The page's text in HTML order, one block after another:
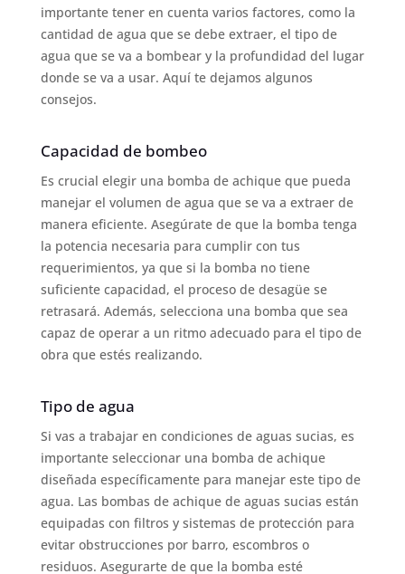
importante tener en cuenta varios factores, como la
cantidad de agua que se debe extraer, el tipo de
agua que se va a bombear y la profundidad del lugar
donde se va a usar. Aquí te dejamos algunos
consejos.
Capacidad de bombeo
Es crucial elegir una bomba de achique que pueda
manejar el volumen de agua que se va a extraer de
manera eficiente. Asegúrate de que la bomba tenga
la potencia necesaria para cumplir con tus
requerimientos, ya que si la bomba no tiene
suficiente capacidad, el proceso de desagüe se
retrasará. Además, selecciona una bomba que sea
capaz de operar a un ritmo adecuado para el tipo de
obra que estés realizando.
Tipo de agua
Si vas a trabajar en condiciones de aguas sucias, es
importante seleccionar una bomba de achique
diseñada específicamente para manejar este tipo de
agua. Las bombas de achique de aguas sucias están
equipadas con filtros y sistemas de protección para
evitar obstrucciones por barro, escombros o
residuos. Asegurarte de que la bomba esté